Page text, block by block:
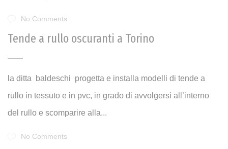
No Comments
Tende a rullo oscuranti a Torino
la ditta baldeschi progetta e installa modelli di tende a
rullo in tessuto e in pvc, in grado di avvolgersi all’interno
del rullo e scomparire alla...
No Comments